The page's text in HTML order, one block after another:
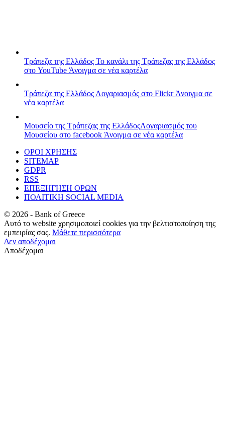
Τράπεζα της Ελλάδος Το κανάλι της Τράπεζας της Ελλάδος
στο YouTube Άνοιγμα σε νέα καρτέλα
Τράπεζα της Ελλάδος Λογαριασμός στο FlickrΆνοιγμα σε
νέα καρτέλα
Μουσείο της Τράπεζας της ΕλλάδοςΛογαριασμός του
Μουσείου στο facebook Άνοιγμα σε νέα καρτέλα
ΟΡΟΙ ΧΡΗΣΗΣ
SITEMAP
GDPR
RSS
ΕΠΕΞΗΓΗΣΗ ΟΡΩΝ
ΠΟΛΙΤΙΚΗ SOCIAL MEDIA
© 2026 - Bank of Greece
Αυτό το website χρησιμοποιεί cookies για την βελτιστοποίηση της
εμπειρίας σας. Μάθετε περισσότερα
Δεν αποδέχομαι
Αποδέχομαι